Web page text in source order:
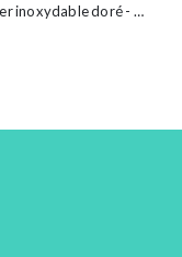
Boucles d'oreilles soleil en acier inoxydable doré - 10mm